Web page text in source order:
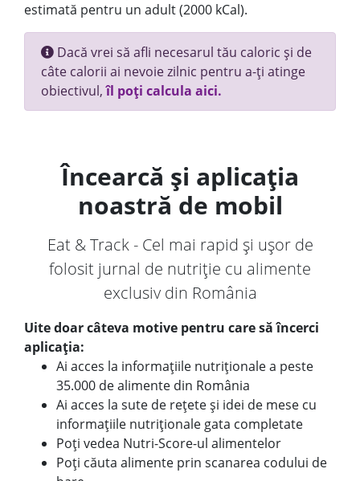
estimată pentru un adult (2000 kCal).
Dacă vrei să afli necesarul tău caloric și de
câte calorii ai nevoie zilnic pentru a-ți atinge
obiectivul,îl poți calcula aici.
Încearcă și aplicația
noastră de mobil
Eat & Track - Cel mai rapid și ușor de
folosit jurnal de nutriție cu alimente
exclusiv din România
Uite doar câteva motive pentru care să încerci
aplicația:
Ai acces la informațiile nutriționale a peste
35.000 de alimente din România
Ai acces la sute de rețete și idei de mese cu
informațiile nutriționale gata completate
Poți vedea Nutri-Score-ul alimentelor
Poți căuta alimente prin scanarea codului de